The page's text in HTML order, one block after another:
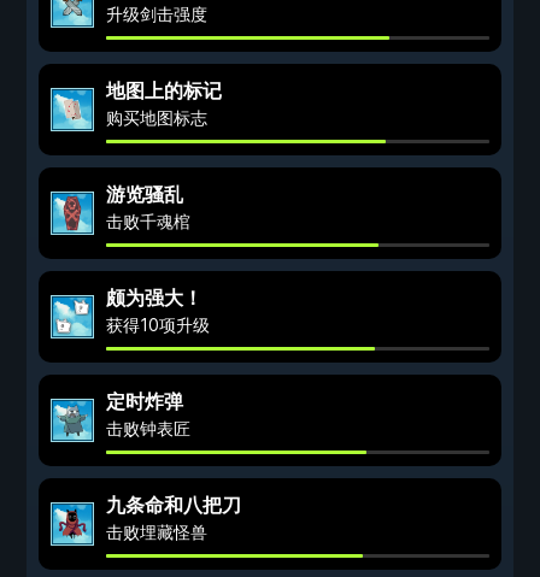
升级剑击强度
地图上的标记
购买地图标志
游览骚乱
击败千魂棺
颇为强大！
获得10项升级
定时炸弹
击败钟表匠
九条命和八把刀
击败埋藏怪兽